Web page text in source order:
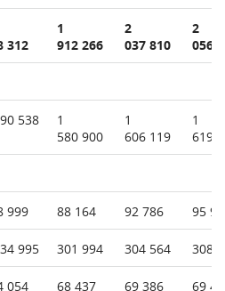
312
1
912 266
2
037 810
2
056
538
1
580 900
1
606 119
1
619
999 88 164 92 786 95
995 301 994 304 564 308
054 68 437 69 386 69